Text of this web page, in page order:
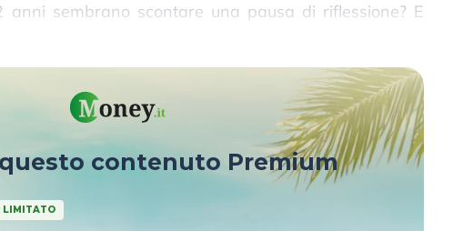
sembrano scontare una pausa di riflessione? E
contenuto Premium
LIMITATO